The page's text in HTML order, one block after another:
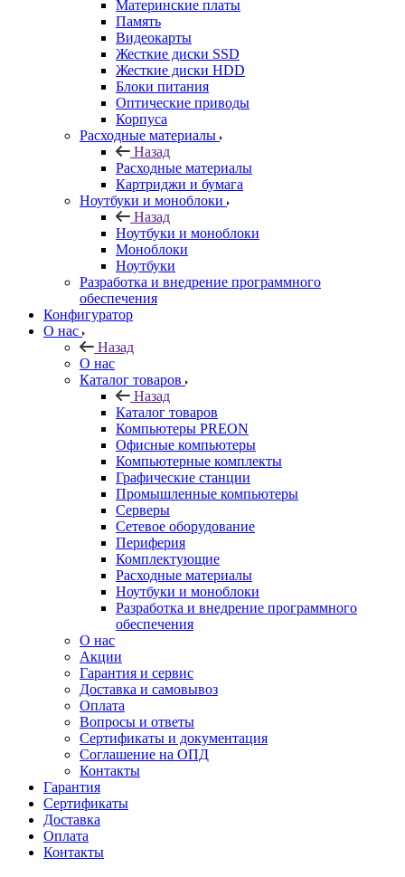
Материнские платы
Память
Видеокарты
Жесткие диски SSD
Жесткие диски HDD
Блоки питания
Оптические приводы
Корпуса
Расходные материалы
Назад
Расходные материалы
Картриджи и бумага
Ноутбуки и моноблоки
Назад
Ноутбуки и моноблоки
Моноблоки
Ноутбуки
Разработка и внедрение программного
обеспечения
Конфигуратор
О нас
Назад
О нас
Каталог товаров
Назад
Каталог товаров
Компьютеры PREON
Офисные компьютеры
Компьютерные комплекты
Графические станции
Промышленные компьютеры
Серверы
Сетевое оборудование
Периферия
Комплектующие
Расходные материалы
Ноутбуки и моноблоки
Разработка и внедрение программного
обеспечения
О нас
Акции
Гарантия и сервис
Доставка и самовывоз
Оплата
Вопросы и ответы
Сертификаты и документация
Соглашение на ОПД
Контакты
Гарантия
Сертификаты
Доставка
Оплата
Контакты